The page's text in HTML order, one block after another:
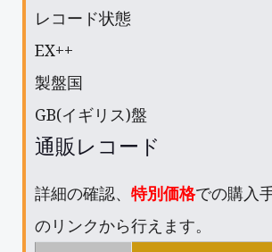
レコード状態
EX++
製盤国
GB(イギリス)盤
通販レコード
詳細の確認、特別価格での購入
のリンクから行えます。